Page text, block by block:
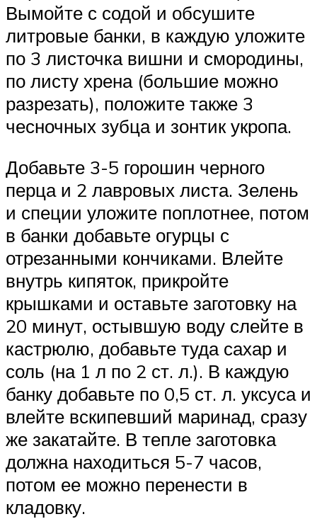
Вымойте с содой и обсушите
литровые банки, в каждую уложите
по 3 листочка вишни и смородины,
по листу хрена (большие можно
разрезать), положите также 3
чесночных зубца и зонтик укропа.
Добавьте 3-5 горошин черного
перца и 2 лавровых листа. Зелень
и специи уложите поплотнее, потом
в банки добавьте огурцы с
отрезанными кончиками. Влейте
внутрь кипяток, прикройте
крышками и оставьте заготовку на
20 минут, остывшую воду слейте в
кастрюлю, добавьте туда сахар и
соль (на 1 л по 2 ст. л.). В каждую
банку добавьте по 0,5 ст. л. уксуса и
влейте вскипевший маринад, сразу
же закатайте. В тепле заготовка
должна находиться 5-7 часов,
потом ее можно перенести в
кладовку.